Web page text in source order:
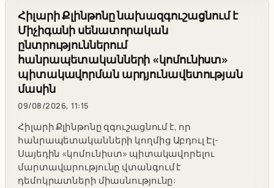
Հիլարի Քլինթոնը նախազգուշացնում է
Միչիգանի սենատորական
ընտրություններում
հանրապետականների «կոմունիստ»
պիտակավորման արդյունավետության
մասին
09/08/2026, 11:15
Հիլարի Քլինթոնը զգուշացնում է, որ
հանրապետականների կողմից Աբդուլ Էլ-
Սայեդին «կոմունիստ» պիտակավորելու
մարտավարությունը վտանգում է
դեմոկրատների միասնությունը: